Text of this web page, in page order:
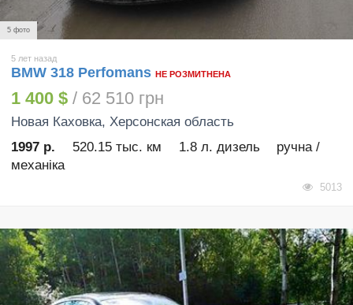
5 фото
5 лет назад
BMW 318 Perfomans НЕ РОЗМИТНЕНА
1 400 $ / 62 510 грн
Новая Каховка, Херсонская область
1997 р.
520.15 тыс. км 1.8 л. дизель
ручна /
механіка
5013